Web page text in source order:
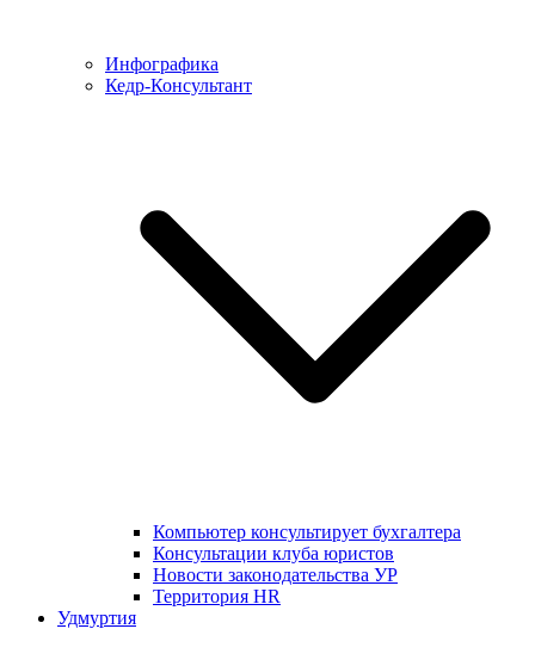
Инфографика
Кедр-Консультант
Компьютер консультирует бухгалтера
Консультации клуба юристов
Новости законодательства УР
Территория HR
Удмуртия